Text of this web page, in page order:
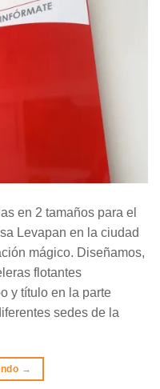
en 2 tamaños para el
Levapan en la ciudad
mágico. Diseñamos,
flotantes
y título en la parte
sedes de la
→